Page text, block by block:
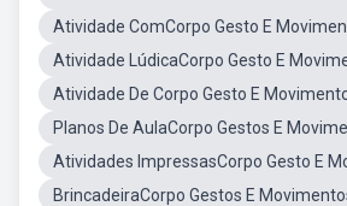
Atividade ComCorpo Gesto E
Atividade LúdicaCorpo Gesto E
Atividade De Corpo Gesto E
Planos De AulaCorpo Gestos E
Atividades ImpressasCorpo Gesto E
BrincadeiraCorpo Gestos E